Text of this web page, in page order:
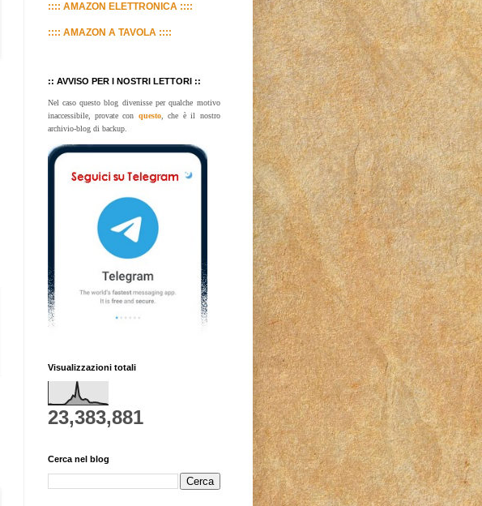
:::: AMAZON ELETTRONICA ::::
:::: AMAZON A TAVOLA ::::
:: AVVISO PER I NOSTRI LETTORI ::
Nel caso questo blog divenisse per qualche motivo
inaccessibile, provate con questo, che è il nostro
archivio-blog di backup.
Visualizzazioni totali
23,383,881
Cerca nel blog